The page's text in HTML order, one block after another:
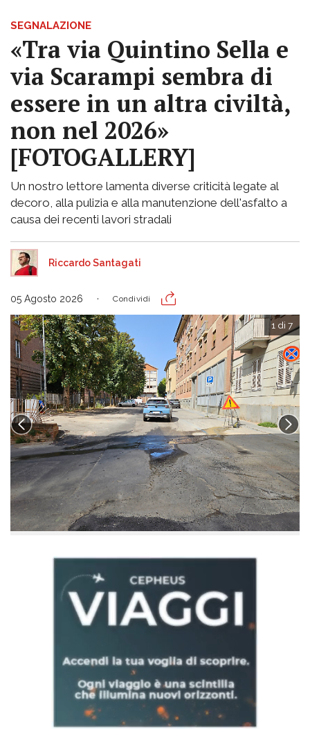
SEGNALAZIONE
«Tra via Quintino Sella e
via Scarampi sembra di
essere in un altra civiltà,
non nel 2026»
[FOTOGALLERY]
Un nostro lettore lamenta diverse criticità legate al
decoro, alla pulizia e alla manutenzione dell'asfalto a
causa dei recenti lavori stradali
Riccardo Santagati
05 Agosto 2026 Condividi
1 di 7